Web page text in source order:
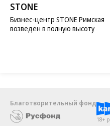
STONE
Бизнес-центр STONE Римская
возведен в полную высоту
Благотворительный фонд
18+